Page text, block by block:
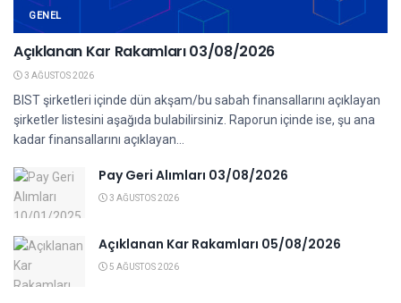
GENEL
Açıklanan Kar Rakamları 03/08/2026
3 AĞUSTOS 2026
BIST şirketleri içinde dün akşam/bu sabah finansallarını açıklayan
şirketler listesini aşağıda bulabilirsiniz. Raporun içinde ise, şu ana
kadar finansallarını açıklayan...
Pay Geri Alımları 03/08/2026
3 AĞUSTOS 2026
Açıklanan Kar Rakamları 05/08/2026
5 AĞUSTOS 2026